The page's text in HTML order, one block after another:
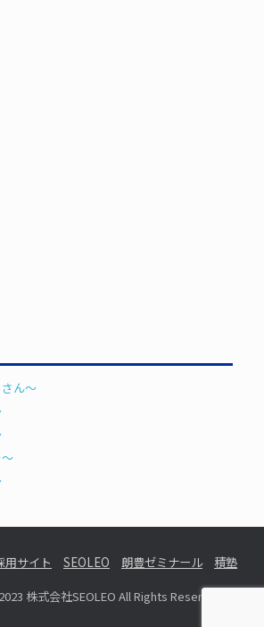
ん〜
用サイト SEOLEO 朗豊ゼミナール 積塾
株式会社SEOLEO All Rights Reserved.